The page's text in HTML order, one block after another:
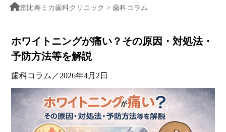
恵比寿ミカ歯科クリニック > 歯科コラム
ホワイトニングが痛い？その原因・対処法・
予防方法等を解説
歯科コラム／2026年4月2日